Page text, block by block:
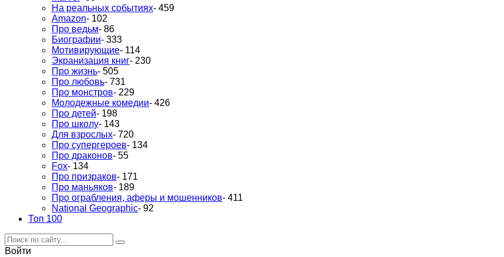
На реальных событиях- 459
Amazon- 102
Про ведьм- 86
Биографии- 333
Мотивирующие- 114
Экранизация книг- 230
Про жизнь- 505
Про любовь- 731
Про монстров- 229
Молодежные комедии- 426
Про детей- 198
Про школу- 143
Для взрослых- 720
Про супергероев- 134
Про драконов- 55
Fox- 134
Про призраков- 171
Про маньяков- 189
Про ограбления, аферы и мошенников- 411
National Geographic- 92
Топ 100
Войти